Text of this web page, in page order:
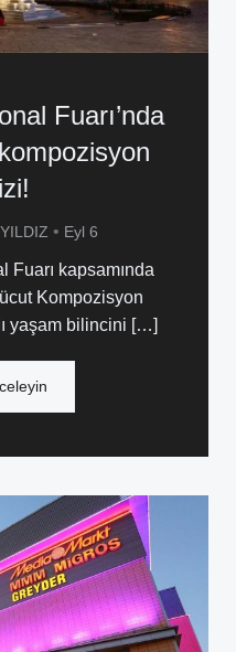
Fuarı’nda
• Eyl 6
Fuarı kapsamında
Kompozisyon
yaşam bilincini […]